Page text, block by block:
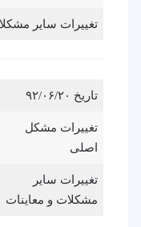
تغییرات سایر
تاریخ ۹۲/۰۶/۲۰
تغییرات مشکل
اصلی
تغییرات سایر
مشکلات و معاینات